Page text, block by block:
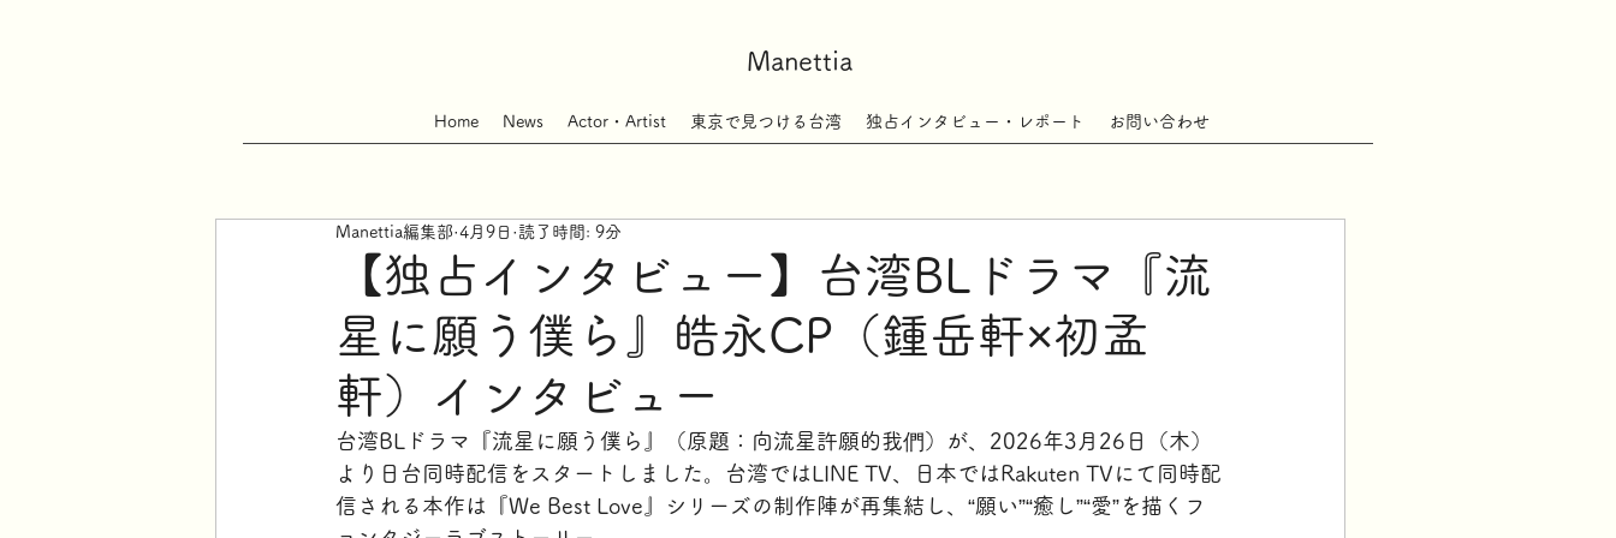
Manettia
Home News Actor・Artist 東京で見つける台湾 独占インタビュー・レポート お問い合わせ
【独占インタビュー】台湾BLドラマ『流
星に願う僕ら』皓永CP（鍾岳軒×初孟
軒）インタビュー
Manettia編集部 4月9日 読了時間: 9分
台湾BLドラマ『流星に願う僕ら』（原題：向流星許願的我們）が、2026年3月26日（木）
より日台同時配信をスタートしました。台湾ではLINE TV、日本ではRakuten TVにて同時配
信される本作は『We Best Love』シリーズの制作陣が再集結し、“願い”“癒し”“愛”を描くフ